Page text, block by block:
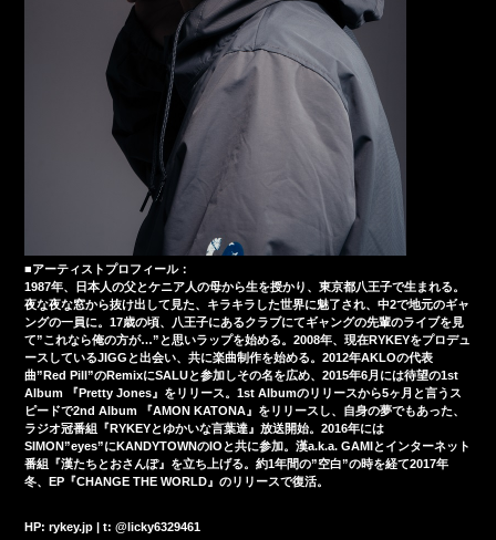
■アーティストプロフィール：
1987年、日本人の父とケニア人の母から生を授かり、東京都八王子で生まれる。
夜な夜な窓から抜け出して見た、キラキラした世界に魅了され、中2で地元のギャ
ングの一員に。17歳の頃、八王子にあるクラブにてギャングの先輩のライブを見
て”これなら俺の方が…”と思いラップを始める。2008年、現在RYKEYをプロデュ
ースしているJIGGと出会い、共に楽曲制作を始める。2012年AKLOの代表
曲”Red Pill”のRemixにSALUと参加しその名を広め、2015年6月には待望の1st
Album 『Pretty Jones』をリリース。1st Albumのリリースから5ヶ月と言うス
ピードで2nd Album 『AMON KATONA』をリリースし、自身の夢でもあった、
ラジオ冠番組『RYKEYとゆかいな言葉達』放送開始。2016年には
SIMON”eyes”にKANDYTOWNのIOと共に参加。漢a.k.a. GAMIとインターネット
番組『漢たちとおさんぽ』を立ち上げる。約1年間の”空白”の時を経て2017年
冬、EP『CHANGE THE WORLD』のリリースで復活。
HP: rykey.jp | t: @licky6329461